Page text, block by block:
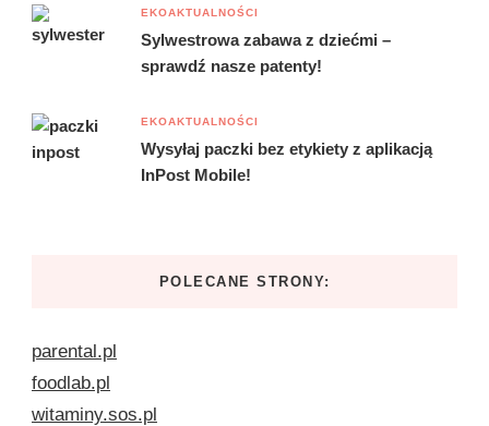
EKOAKTUALNOŚCI
Sylwestrowa zabawa z dziećmi –
sprawdź nasze patenty!
EKOAKTUALNOŚCI
Wysyłaj paczki bez etykiety z aplikacją
InPost Mobile!
POLECANE STRONY:
parental.pl
foodlab.pl
witaminy.sos.pl